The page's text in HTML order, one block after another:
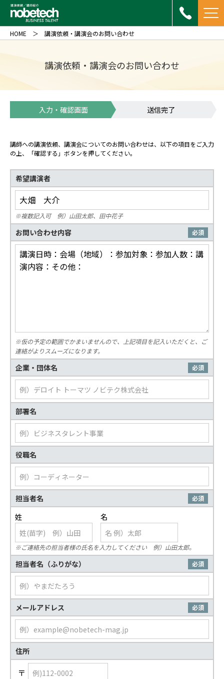
講演依頼・講演会のお問い合わせ
HOME 講演依頼・講演会のお問い合わせ
入力・確認画面 送信完了
講師への講演依頼、講演会についてのお問い合わせは、以下の項目をご入力
の上、「確認する」ボタンを押してください。
希望講演者
※複数記入可 例）山田太郎、田中花子
お問い合わせ内容 必須
※仮の予定の範囲でかまいませんので、上記項目を記入いただくと、ご
連絡がよりスムーズになります。
企業・団体名 必須
部署名
役職名
担当者名 必須
※ご連絡先の担当者様の氏名を入力してください 例）山田太郎。
担当者名（ふりがな） 必須
メールアドレス 必須
住所
〒